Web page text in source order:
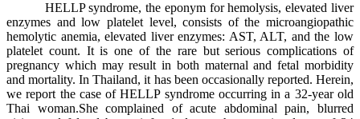
HELLP syndrome, the eponym for hemolysis, elevated liver
enzymes and low platelet level, consists of the microangiopathic
hemolytic anemia, elevated liver enzymes: AST, ALT, and the low
platelet count. It is one of the rare but serious complications of
pregnancy which may result in both maternal and fetal morbidity
and mortality. In Thailand, it has been occasionally reported. Herein,
we report the case of HELLP syndrome occurring in a 32-year old
Thai woman.She complained of acute abdominal pain, blurred